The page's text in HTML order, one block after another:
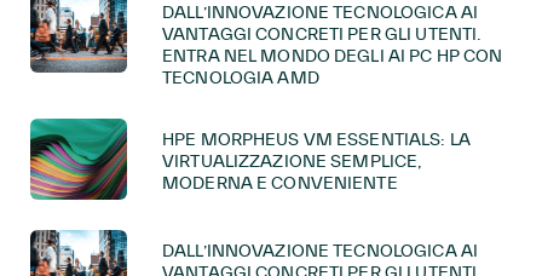
DALL’INNOVAZIONE TECNOLOGICA AI
VANTAGGI CONCRETI PER GLI UTENTI.
ENTRA NEL MONDO DEGLI AI PC HP CON
TECNOLOGIA AMD
HPE MORPHEUS VM ESSENTIALS: LA
VIRTUALIZZAZIONE SEMPLICE,
MODERNA E CONVENIENTE
DALL’INNOVAZIONE TECNOLOGICA AI